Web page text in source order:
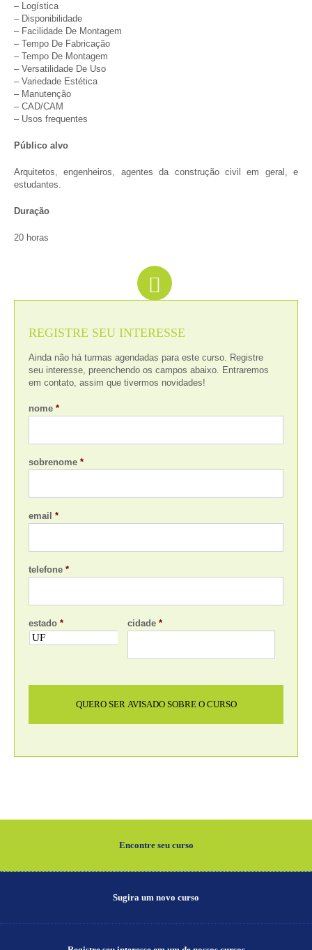
– Logística
– Disponibilidade
– Facilidade De Montagem
– Tempo De Fabricação
– Tempo De Montagem
– Versatilidade De Uso
– Variedade Estética
– Manutenção
– CAD/CAM
– Usos frequentes
Público alvo
Arquitetos, engenheiros, agentes da construção civil em geral, e
estudantes.
Duração
20 horas
REGISTRE SEU INTERESSE
Ainda não há turmas agendadas para este curso. Registre
seu interesse, preenchendo os campos abaixo. Entraremos
em contato, assim que tivermos novidades!
nome *
sobrenome *
email *
telefone *
estado * cidade *
Encontre seu curso
Sugira um novo curso